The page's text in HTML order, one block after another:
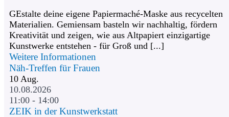
GEstalte deine eigene Papiermaché-Maske aus recycelten
Materialien. Gemiensam basteln wir nachhaltig, fördern
Kreativität und zeigen, wie aus Altpapiert einzigartige
Kunstwerke entstehen - für Groß und [...]
Weitere Informationen
Näh-Treffen für Frauen
10 Aug.
10.08.2026
11:00 - 14:00
ZEIK in der Kunstwerkstatt